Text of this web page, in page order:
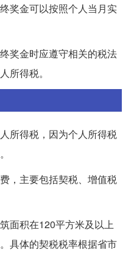
奖金可以按照个人当月实
奖金时应遵守相关的税法
所得税。
所得税，因为个人所得税
，主要包括契税、增值税
面积在120平方米及以上
具体的契税税率根据省市